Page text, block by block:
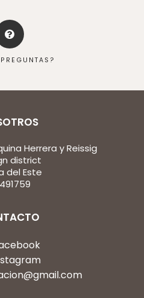
Herrera y Reissig
district
del Este